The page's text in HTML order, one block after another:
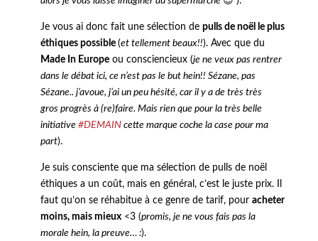
Je vous ai donc fait une sélection de pulls de noël le plus
éthiques possible (et tellement beaux!!). Avec que du
Made In Europeou consciencieux (je ne veux pas rentrer
dans le débat ici, ce n’est pas le but hein!! Sézane, pas
Sézane.. j’avoue, j’ai un peu hésité, car il y a de très très
gros progrès à (re)faire. Mais rien que pour la très belle
initiative #DEMAINcette marque coche la case pour ma
part).
Je suis consciente que ma sélection de pulls de noël
éthiques a un coût, mais en général, c’est le juste prix. Il
faut qu’on se réhabitue à ce genre de tarif, pour acheter
moins, mais mieux<3 (promis, je ne vous fais pas la
morale hein, la preuve… :).